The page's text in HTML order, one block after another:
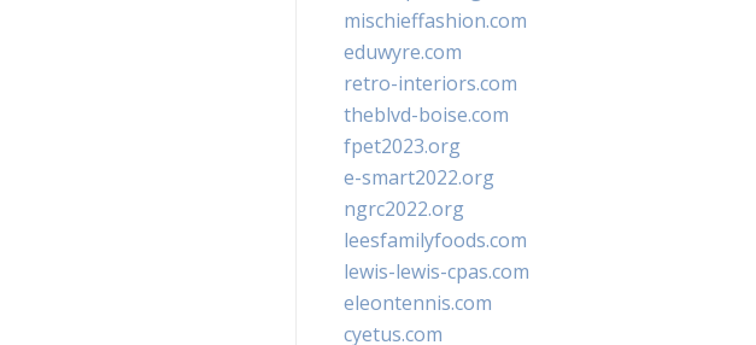
mischieffashion.com
eduwyre.com
retro-interiors.com
theblvd-boise.com
fpet2023.org
e-smart2022.org
ngrc2022.org
leesfamilyfoods.com
lewis-lewis-cpas.com
eleontennis.com
cyetus.com